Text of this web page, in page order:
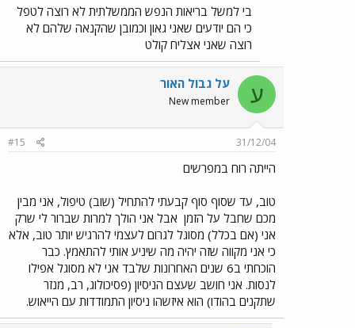
בי למשל בריאות הנפש הממשלתית לא רוצה לטפל
כי הם יודעים שאני גאון וכמובן שהקנאה שלהם לא
רוצה שאני אצליח קולט
ע על גבול האור
New member
31/12/04
#15
הייתה רוח במפרשים
טוב, עד שסוף סוף קבעתי להתחיל (שוב) טיפול, אני מבין
מכם שחבל על הזמן אבל אני הולך למרות שברור לי שרק
אני (אם בכלל) מסוגל לגרום לעצמי להרגיש יותר טוב, אלא
כי אני מקווה שזה יהיה מה שיניע אותי להתאמץ. כבר
הוכחתי ב6 שנים האחרונות שלבד אני לא מסוגל אפילו
לנסות. אני חושב שעצם הניסיון (פסיכולוג, רב, מנזר
שתקנים בהודו) הוא איזשהו ניסיון התמודדות עם הייאוש.